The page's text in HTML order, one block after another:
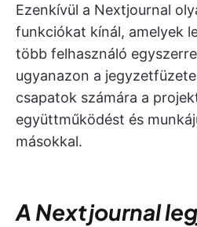
Ezenkívül a Nextjournal
funkciókat kínál, amelyek
több felhasználó
ugyanazon a
csapatok számára a
együttműködést és
másokkal.
A Nextjournal